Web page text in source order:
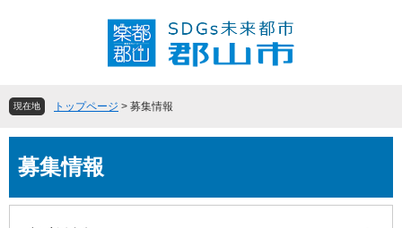
頭
す
飛
し
文
現在地 トップページ > 募集情報
文募集情報